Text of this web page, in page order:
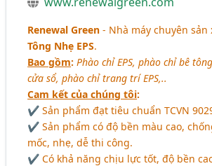
Renewal Green - Nhà máy chuyên sản
Tông Nhẹ EPS.
Bao gồm: Phào chỉ EPS, phào chỉ bê
cửa sổ, phào chỉ trang trí EPS,..
Cam kết của chúng tôi:
✔ Sản phẩm đạt tiêu chuẩn TCVN
✔ Sản phẩm có độ bền màu cao,
mốc, nhẹ, dễ thi công.
✔ Có khả năng chịu lực tốt, độ bền